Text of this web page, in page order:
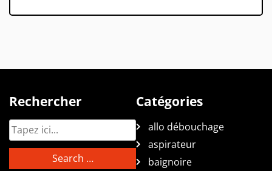
Rechercher Catégories
allo débouchage
aspirateur
baignoire